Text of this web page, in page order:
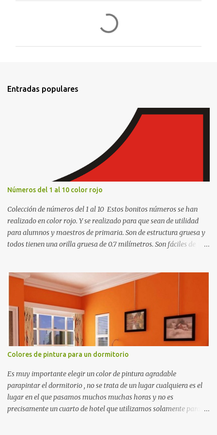
t
Entradas populares
Números del 1 al 10 color rojo
Colección de números del 1 al 10 Estos bonitos números se han
realizado en color rojo. Y se realizado para que sean de utilidad
para alumnos y maestros de primaria. Son de estructura gruesa y
todos tienen una orilla gruesa de 0.7 milímetros. Son fáciles de
matemáticos, para decorar los cumpleaños de los niños, entre
otras cosas.
Colores de pintura para un dormitorio
Es muy importante elegir un color de pintura agradable
parapintar el dormitorio , no se trata de un lugar cualquiera es el
lugar en el que pasamos muchos muchas horas y no es
precisamente un cuarto de hotel que utilizamos solamente para